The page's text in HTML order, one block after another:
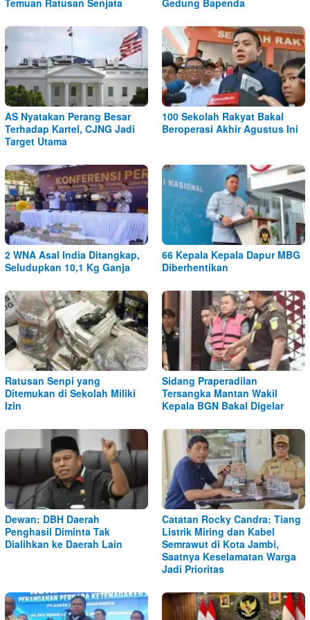
AS Nyatakan Perang Besar
Terhadap Kartel, CJNG Jadi
Target Utama
100 Sekolah Rakyat Bakal
Beroperasi Akhir Agustus Ini
2 WNA Asal India Ditangkap,
Seludupkan 10,1 Kg Ganja
66 Kepala Kepala Dapur MBG
Diberhentikan
Ratusan Senpi yang
Ditemukan di Sekolah Miliki
Izin
Sidang Praperadilan
Tersangka Mantan Wakil
Kepala BGN Bakal Digelar
Dewan: DBH Daerah
Penghasil Diminta Tak
Dialihkan ke Daerah Lain
Catatan Rocky Candra: Tiang
Listrik Miring dan Kabel
Semrawut di Kota Jambi,
Saatnya Keselamatan Warga
Jadi Prioritas